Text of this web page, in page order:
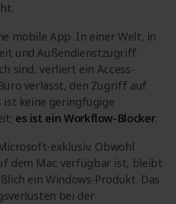
mobile App. In einer Welt, in
und Außendienstzugriff
sind, verliert ein Access-
verlässt, den Zugriff auf
ist keine geringfügige
es ist ein Workflow-Blocker.
exklusiv. Obwohl
dem Mac verfügbar ist, bleibt
ein Windows-Produkt. Das
bei der